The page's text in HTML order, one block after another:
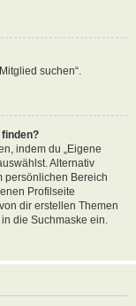
suchen“.
indem du „Eigene
Alternativ
persönlichen Bereich
Profilseite
dir erstellen Themen
die Suchmaske ein.